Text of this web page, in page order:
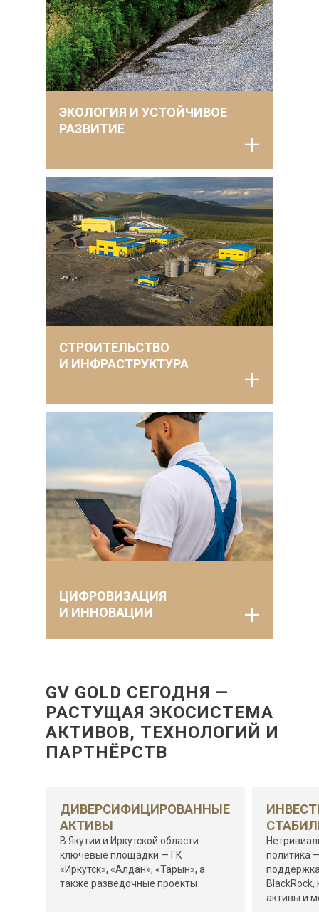
ЭКОЛОГИЯ И УСТОЙЧИВОЕ
РАЗВИТИЕ
СТРОИТЕЛЬСТВО
И ИНФРАСТРУКТУРА
ЦИФРОВИЗАЦИЯ
И ИННОВАЦИИ
GV GOLD СЕГОДНЯ —
РАСТУЩАЯ ЭКОСИСТЕМА
АКТИВОВ, ТЕХНОЛОГИЙ И
ПАРТНЁРСТВ
ДИВЕРСИФИЦИРОВАННЫЕ
АКТИВЫ
В Якутии и Иркутской области:
ключевые площадки — ГК
«Иркутск», «Алдан», «Тарын», а
также разведочные проекты
политика
активы и